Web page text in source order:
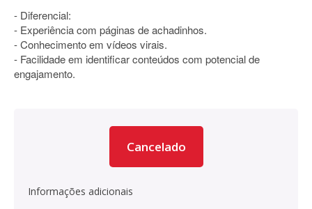
- Diferencial:
- Experiência com páginas de achadinhos.
- Conhecimento em vídeos virais.
- Facilidade em identificar conteúdos com potencial de
engajamento.
Cancelado
Informações adicionais